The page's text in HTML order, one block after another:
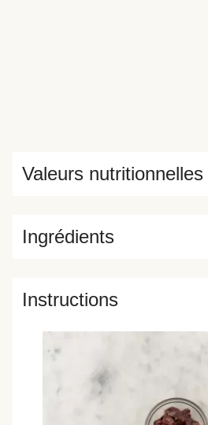
Ingrédients
Valeurs nutritionnelles
Instructions